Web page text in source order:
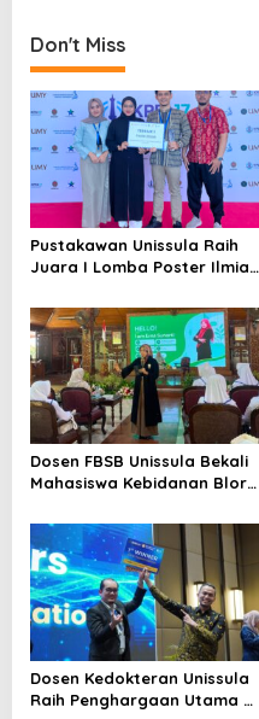
Don't Miss
Pustakawan Unissula Raih
Juara I Lomba Poster Ilmiah
Dosen FBSB Unissula Bekali
Mahasiswa Kebidanan Blora
Public Speaking
Dosen Kedokteran Unissula
Raih Penghargaan Utama di